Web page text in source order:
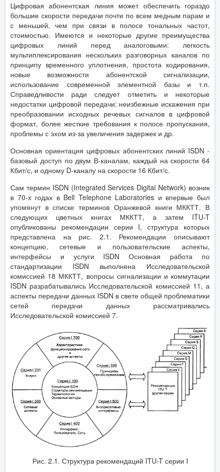
Цифровая абонентская линия может обеспечить гораздо
большие скорости передачи почти по всем медным парам и
с меньшей, чем при связи в полосе тональных частот,
стоимостью. Имеются и некоторые другие преимущества
цифровых линий перед аналоговыми: легкость
мультиплексирования нескольких разговорных каналов по
принципу временного уплотнения, простота кодирования,
новые возможности абонентской сигнализации,
использование современной элементной базы и т.п.
Справедливости ради следует отметить и некоторые
недостатки цифровой передачи: неизбежные искажения при
преобразовании исходных речевых сигналов в цифровой
формат, более жесткие требования к полосе пропускания,
проблемы с эхом из-за увеличения задержек и др.
Основная ориентация цифровых абонентских линий ISDN -
базовый доступ по двум В-каналам, каждый на скорости 64
Кбит/с, и одному D-каналу на скорости 16 Кбит/с.
Сам термин ISDN (Integrated Services Digital Network) возник
в 70-х годах в Bell Telephone Laboratories и впервые был
упомянут в списке терминов Оранжевой книги МККТТ. В
следующих цветных книгах МККТТ, а затем ITU-T
опубликованы рекомендации серии I, структура которых
представлена на рис. 2.1. Рекомендации описывают
концепцию, сетевые и пользовательские аспекты,
интерфейсы и услуги ISDN Основная работа по
стандартизации ISDN выполнена Исследовательской
комиссией 18 МККТТ, вопросы сигнализации и коммутации
ISDN разрабатывались Исследовательской комиссией 11, а
аспекты передачи данных ISDN в свете общей проблематики
сетей передачи данных рассматривались
Исследовательской комиссией 7.
Рис. 2.1. Структура рекомендаций ITU-T серии I